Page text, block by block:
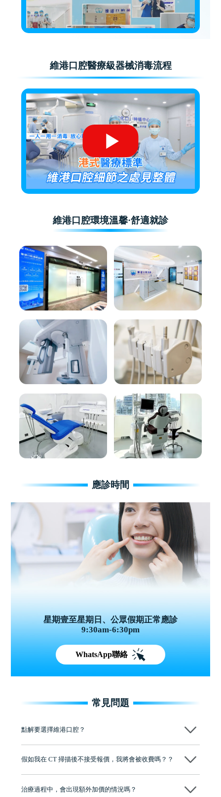
維港口腔醫療級器械消毒流程
維港口腔環境溫馨·舒適就診
應診時間
星期壹至星期日、公眾假期正常應診
9:30am-6:30pm
WhatsApp聯絡
常見問題
點解要選擇維港口腔？
牌」、「2025香港企業領袖品牌」，是諾貝爾種植系統全球放心植牙中
至今已服務超過三十個國家和地區的顧客，受到粵港澳大灣區及周邊城
市市民極高的口碑評價及信任推薦 珠海、深圳設有八大分院，香港亦設
有咨詢及服務保障中心，有任何問題都可以隨時預約免費咨詢，讓人十
假如我在 CT 掃描後不接受報價，我將會被收費嗎？？
治療過程中，會出現額外加價的情況嗎？